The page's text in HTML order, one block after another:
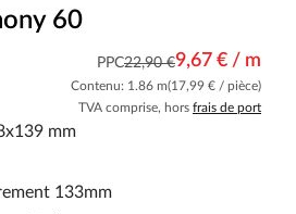
60
PPC22,90 €9,67 € / m
Contenu: 1.86 m(17,99 € / pièce)
TVA comprise, hors frais de port
mm
133mm